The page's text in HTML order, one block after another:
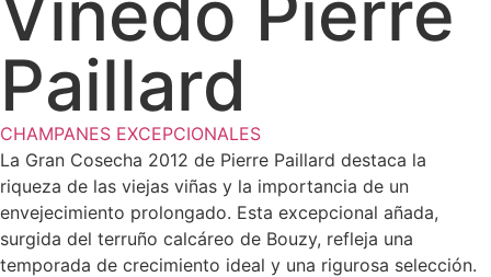
Paillard
CHAMPANES EXCEPCIONALES
La Gran Cosecha 2012 de Pierre Paillard destaca la
riqueza de las viejas viñas y la importancia de un
envejecimiento prolongado. Esta excepcional añada,
surgida del terruño calcáreo de Bouzy, refleja una
temporada de crecimiento ideal y una rigurosa selección.